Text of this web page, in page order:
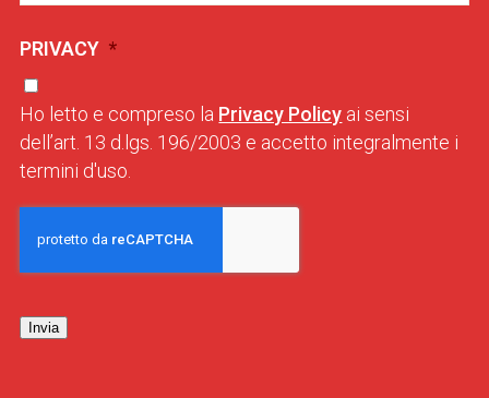
PRIVACY *
Ho letto e compreso la Privacy Policy ai sensi
dell’art. 13 d.lgs. 196/2003 e accetto integralmente i
termini d'uso.
Invia